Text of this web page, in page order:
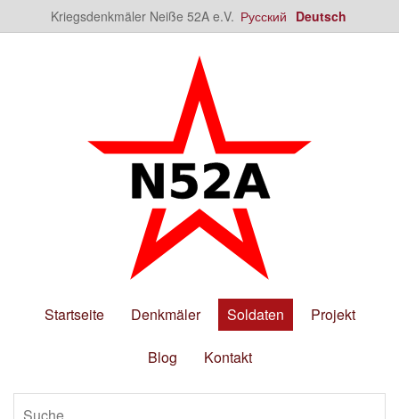
Kriegsdenkmäler Neiße 52A e.V. Русский Deutsch
Startseite Denkmäler Soldaten Projekt
Blog Kontakt